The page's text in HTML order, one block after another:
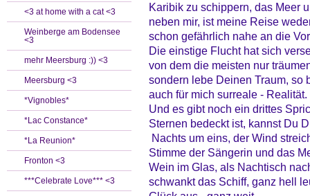
<3 at home with a cat <3
Weinberge am Bodensee
<3
mehr Meersburg :)) <3
Meersburg <3
*Vignobles*
*Lac Constance*
*La Reunion*
Fronton <3
***Celebrate Love*** <3
Karibik zu schippern, das Meer
neben mir, ist meine Reise
schon gefährlich nahe an die
Die einstige Flucht hat sich
von dem die meisten nur
sondern lebe Deinen Traum, so
auch für mich surreale - Realität.
Und es gibt noch ein drittes
Sternen bedeckt ist, kannst Du
Nachts um eins, der Wind
Stimme der Sängerin und das
Wein im Glas, als Nachtisch
schwankt das Schiff, ganz hell